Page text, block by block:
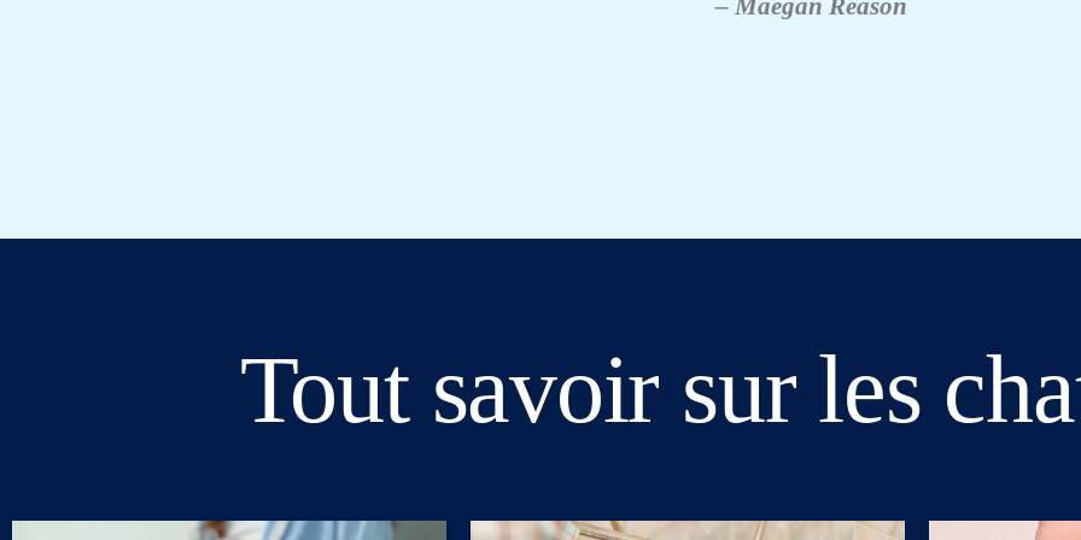
– Maegan Reason
Tout savoir sur les